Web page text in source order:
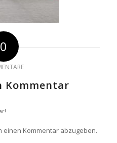
0
Kommentar
einen Kommentar abzugeben.